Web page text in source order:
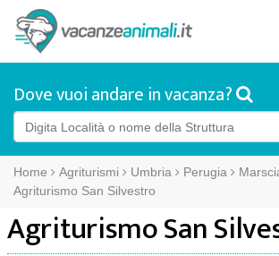
Dove vuoi andare in vacanza?
Home Agriturismi Umbria Perugia
Agriturismo San Silvestro
Agriturismo San